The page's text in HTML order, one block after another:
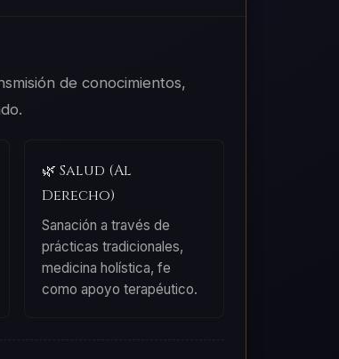
de conocimientos,
🌿 Salud (Al
Derecho)
Sanación a través de
prácticas tradicionales,
medicina holística, fe
como apoyo terapéutico.